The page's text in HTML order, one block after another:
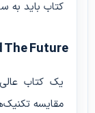
کتاب باید به
The Future
مقایسه